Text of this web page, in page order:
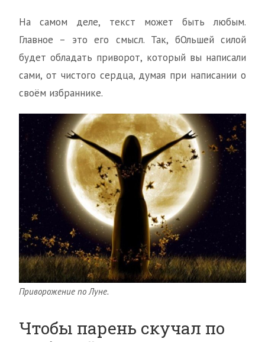
На самом деле, текст может быть любым.
Главное – это его смысл. Так, бОльшей силой
будет обладать приворот, который вы написали
сами, от чистого сердца, думая при написании о
своём избраннике.
Приворожение по Луне.
Чтобы парень скучал по